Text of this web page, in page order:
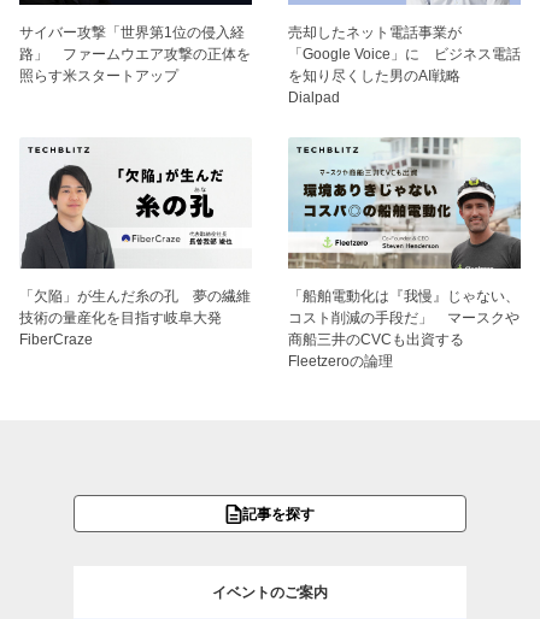
サイバー攻撃「世界第1位の侵入経
路」 ファームウエア攻撃の正体を
照らす米スタートアップ
売却したネット電話事業が
「Google Voice」に ビジネス電話
を知り尽くした男のAI戦略
Dialpad
「欠陥」が生んだ糸の孔 夢の繊維
技術の量産化を目指す岐阜大発
FiberCraze
「船舶電動化は『我慢』じゃない、
コスト削減の手段だ」 マースクや
商船三井のCVCも出資する
Fleetzeroの論理
記事を探す
イベントのご案内